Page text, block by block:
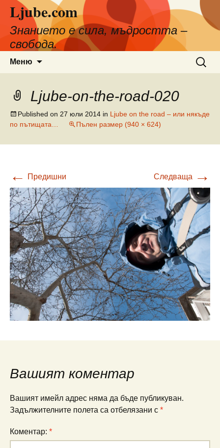
съдържанието
Ljube.com
Знанието е сила, мъдростта –
свобода.
Меню
за:
Ljube-on-the-road-020
Published on 27 юли 2014 in Ljube on the road – или някъде
по пътищата…
Пълен размер (940 × 624)
← Предишни Следваща →
Вашият коментар
Вашият имейл адрес няма да бъде публикуван.
Задължителните полета са отбелязани с *
Коментар: *